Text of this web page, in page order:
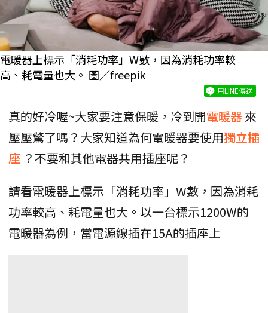
電暖器上標示「消耗功率」W數，因為消耗功率較
高、耗電量也大。 圖／freepik
用LINE傳送
真的好冷喔~大家要注意保暖，冷到開電暖器 來
壓壓驚了嗎？大家知道為何電暖器要使用獨立插
座 ？不要和其他電器共用插座呢？
請看電暖器上標示「消耗功率」W數，因為消耗
功率較高、耗電量也大。以一台標示1200W的
電暖器為例，當電源線插在15A的插座上